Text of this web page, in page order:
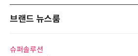
브랜드 뉴스룸
슈퍼솔루션